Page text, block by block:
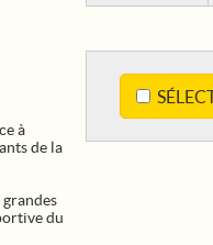
à
de la
du